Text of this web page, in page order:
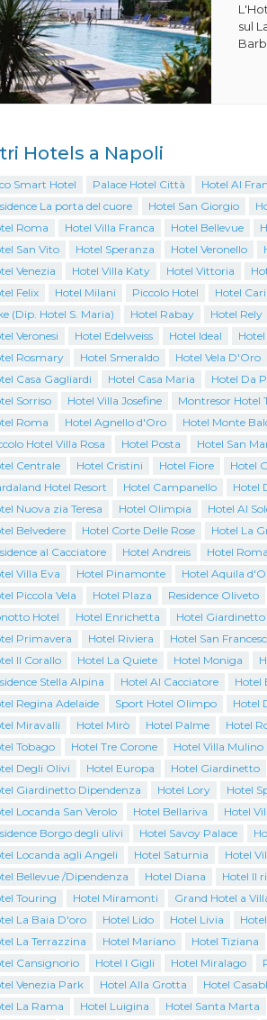
sul
Hotels a Napoli
Smart Hotel Palace Hotel Città Hotel Al
La porta del cuore
Hotel San Giorgio
Roma
Hotel Villa Franca Hotel Bellevue
San Vito
Hotel Speranza Hotel Veronello
Venezia
Hotel Villa Katy Hotel Vittoria
Felix
Hotel Milani Piccolo Hotel Hotel
(Dip. Hotel S. Maria)
Hotel Rabay Hotel Rely
Veronesi
Hotel Edelweiss Hotel Ideal
Rosmary
Hotel Smeraldo Hotel Vela D'Oro
Casa Gagliardi
Hotel Casa Maria Hotel Da
Sorriso
Hotel Villa Josefine Montresor Hotel
Roma
Hotel Agnello d'Oro Hotel Monte
Hotel Villa Rosa
Hotel Posta Hotel San
Centrale
Hotel Cristini Hotel Fiore Hotel
Hotel Resort
Hotel Campanello Hotel
Nuova zia Teresa
Hotel Olimpia Hotel Al
Belvedere
Hotel Corte Delle Rose Hotel La
al Cacciatore
Hotel Andreis Hotel
Villa Eva
Hotel Pinamonte Hotel Aquila
Piccola Vela
Hotel Plaza Residence Oliveto
Hotel
Hotel Enrichetta Hotel Giardinetto
Primavera
Hotel Riviera Hotel San
Il Corallo
Hotel La Quiete Hotel Moniga
Stella Alpina
Hotel Al Cacciatore Hotel
Regina Adelaide
Sport Hotel Olimpo Hotel
Miravalli
Hotel Mirò Hotel Palme Hotel
Tobago
Hotel Tre Corone Hotel Villa Mulino
Degli Olivi
Hotel Europa Hotel Giardinetto
Giardinetto Dipendenza
Hotel Lory Hotel
Locanda San Verolo
Hotel Bellariva Hotel
Borgo degli ulivi
Hotel Savoy Palace
Locanda agli Angeli
Hotel Saturnia Hotel
Bellevue /Dipendenza
Hotel Diana Hotel Il
Touring
Hotel Miramonti Grand Hotel a
La Baia D'oro
Hotel Lido Hotel Livia
La Terrazzina
Hotel Mariano Hotel Tiziana
Cansignorio
Hotel I Gigli Hotel Miralago
Venezia Park
Hotel Alla Grotta Hotel
La Rama
Hotel Luigina Hotel Santa Marta